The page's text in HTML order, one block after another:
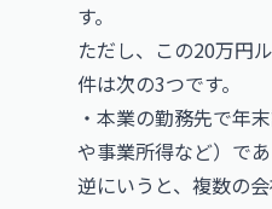
す。
ただし、この20万円
件は次の3つです。
・本業の勤務先で年
や事業所得など）で
逆にいうと、複数の